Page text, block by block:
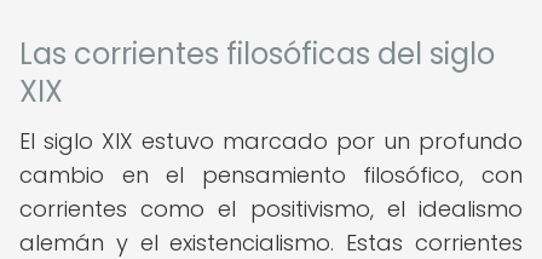
Las corrientes filosóficas del siglo
XIX
El siglo XIX estuvo marcado por un profundo
cambio en el pensamiento filosófico, con
corrientes como el positivismo, el idealismo
alemán y el existencialismo. Estas corrientes